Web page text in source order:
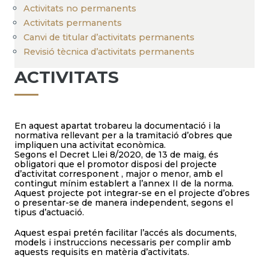
Activitats no permanents
Activitats permanents
Canvi de titular d’activitats permanents
Revisió tècnica d’activitats permanents
ACTIVITATS
En aquest apartat trobareu la documentació i la
normativa rellevant per a la tramitació d’obres que
impliquen una activitat econòmica.
Segons el Decret Llei 8/2020, de 13 de maig, és
obligatori que el promotor disposi del projecte
d’activitat corresponent , major o menor, amb el
contingut mínim establert a l’annex II de la norma.
Aquest projecte pot integrar-se en el projecte d’obres
o presentar-se de manera independent, segons el
tipus d’actuació.
Aquest espai pretén facilitar l’accés als documents,
models i instruccions necessaris per complir amb
aquests requisits en matèria d’activitats.